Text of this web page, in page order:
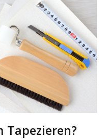
Tapezieren?